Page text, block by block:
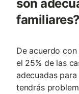
son
familiares?
De acuerdo
el 25% de las
adecuadas
tendrás